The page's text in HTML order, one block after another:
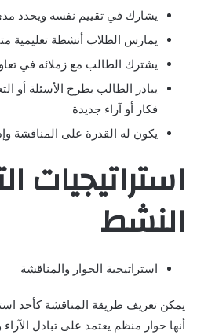
يشارك في تقييم نفسه ويحدد
يمارس الطلاب أنشطة تعليمية
يشترك الطالب مع زملائه في
يبادر الطالب بطرح الأسئلة أو
فكار أو آراء جديدة
يكون له القدرة على المناقشة
استراتيجيات
النشط
استراتيجية الحوار والمناقشة
يمكن تعريف طريقة المناقشة كأحد
أنها حوار منظم يعتمد على تبادل الآراء